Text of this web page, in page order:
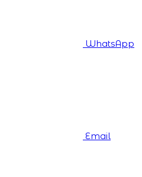
WhatsApp
Email